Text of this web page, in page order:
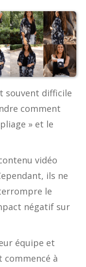
souvent difficile
comment
» et le
vidéo
ils ne
le
négatif sur
équipe et
à